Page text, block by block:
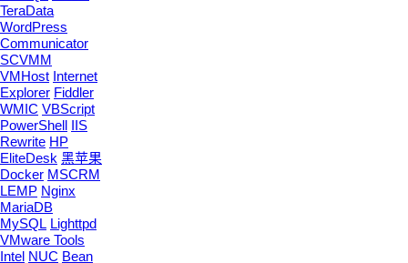
TeraData
WordPress
Communicator
SCVMM
VMHost Internet
Explorer Fiddler
WMIC VBScript
PowerShell IIS
Rewrite HP
EliteDesk 黑苹果
Docker MSCRM
LEMP Nginx
MariaDB
MySQL Lighttpd
VMware Tools
Intel NUC Bean